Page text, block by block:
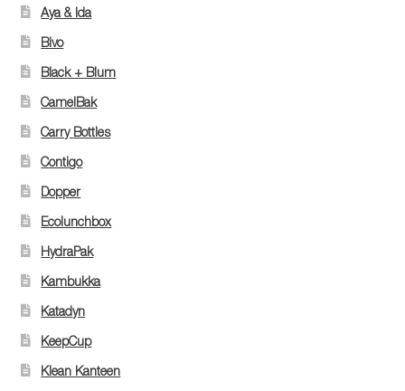
Aya & Ida
Bivo
Black + Blum
CamelBak
Carry Bottles
Contigo
Dopper
Ecolunchbox
HydraPak
Kambukka
Katadyn
KeepCup
Klean Kanteen